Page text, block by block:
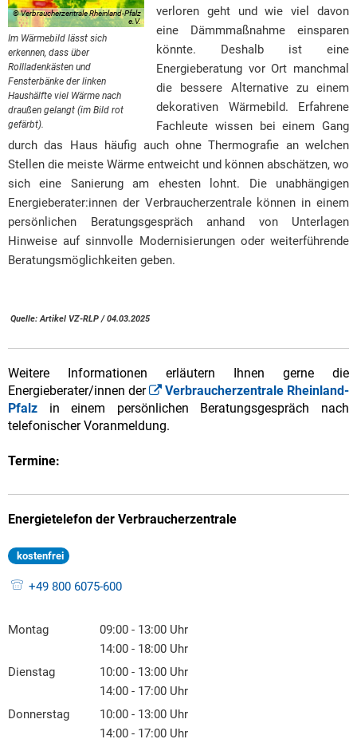
© Verbraucherzentrale Rheinland-Pfalz
e.V.
Im Wärmebild lässt sich
erkennen, dass über
Rollladenkästen und
Fensterbänke der linken
Haushälfte viel Wärme nach
draußen gelangt (im Bild rot
gefärbt).
verloren geht und wie viel davon
eine Dämmmaßnahme einsparen
könnte. Deshalb ist eine
Energieberatung vor Ort manchmal
die bessere Alternative zu einem
dekorativen Wärmebild. Erfahrene
Fachleute wissen bei einem Gang
durch das Haus häufig auch ohne Thermografie an welchen
Stellen die meiste Wärme entweicht und können abschätzen, wo
sich eine Sanierung am ehesten lohnt. Die unabhängigen
Energieberater:innen der Verbraucherzentrale können in einem
persönlichen Beratungsgespräch anhand von Unterlagen
Hinweise auf sinnvolle Modernisierungen oder weiterführende
Beratungsmöglichkeiten geben.
Quelle: Artikel VZ-RLP / 04.03.2025
Weitere Informationen erläutern Ihnen gerne die
Energieberater/innen der
Verbraucherzentrale Rheinland-
Pfalz in einem persönlichen Beratungsgespräch nach
telefonischer Voranmeldung.
Termine:
Energietelefon der Verbraucherzentrale
kostenfrei
+49 800 6075-600
Montag 09:00 - 13:00 Uhr
Von 09:00 bis 13:00 Uhr
14:00 - 18:00 Uhr
Von 14:00 bis 18:00 Uhr
Dienstag 10:00 - 13:00 Uhr
Von 10:00 bis 13:00 Uhr
14:00 - 17:00 Uhr
Von 14:00 bis 17:00 Uhr
Donnerstag 10:00 - 13:00 Uhr
Von 10:00 bis 13:00 Uhr
14:00 - 17:00 Uhr